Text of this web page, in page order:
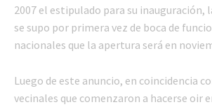
2007 el estipulado para su inauguración,
se supo por primera vez de boca de
nacionales que la apertura será en
Luego de este anuncio, en coincidencia
vecinales que comenzaron a hacerse oir